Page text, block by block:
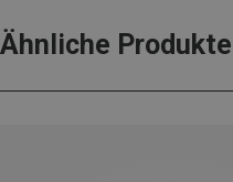
Ähnliche Produkte